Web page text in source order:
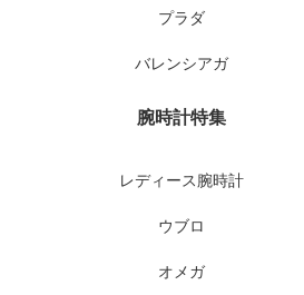
プラダ
バレンシアガ
腕時計特集
レディース腕時計
ウブロ
オメガ